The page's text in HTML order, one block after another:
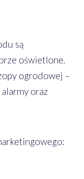
są
oświetlone.
ogrodowej –
oraz